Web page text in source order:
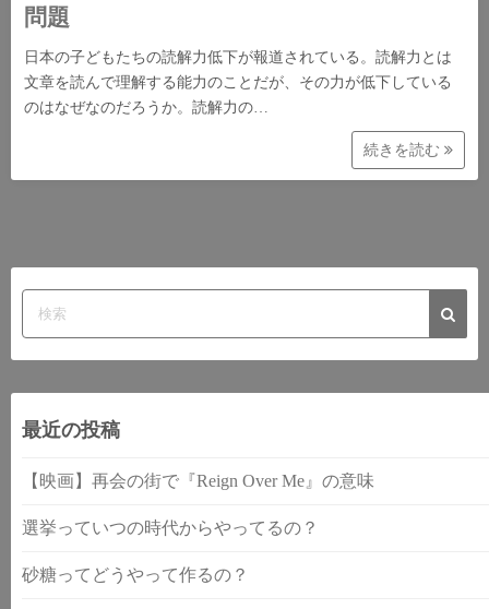
問題
日本の子どもたちの読解力低下が報道されている。読解力とは
文章を読んで理解する能力のことだが、その力が低下している
のはなぜなのだろうか。読解力の…
続きを読む
最近の投稿
【映画】再会の街で『Reign Over Me』の意味
選挙っていつの時代からやってるの？
砂糖ってどうやって作るの？